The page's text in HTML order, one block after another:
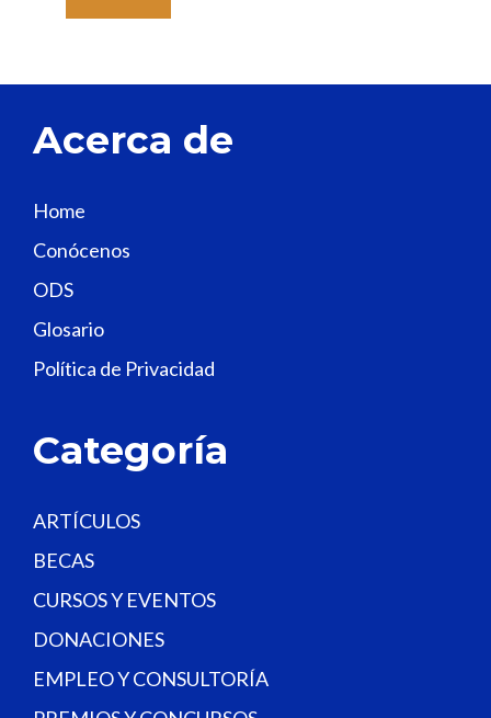
a
h
f
i
e
d
b
n
.
Acerca de
Home
Conócenos
ODS
Glosario
Política de Privacidad
Categoría
ARTÍCULOS
BECAS
CURSOS Y EVENTOS
DONACIONES
EMPLEO Y CONSULTORÍA